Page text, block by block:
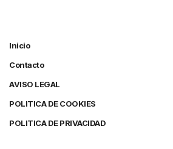
Inicio
Contacto
AVISO LEGAL
POLITICA DE COOKIES
POLITICA DE PRIVACIDAD